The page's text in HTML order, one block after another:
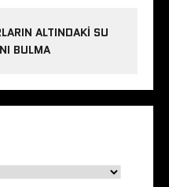
ALTINDAKI SU
BULMA